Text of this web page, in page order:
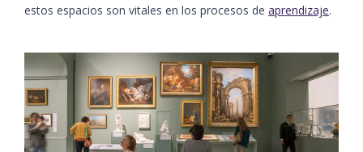
estos espacios son vitales en los procesos de aprendizaje.